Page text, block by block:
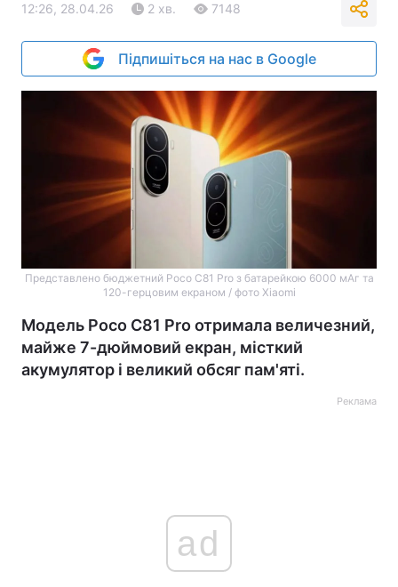
12:26, 28.04.26 2 хв. 7148
Підпишіться на нас в Google
Представлено бюджетний Poco C81 Pro з батарейкою 6000 мАг та
120-герцовим екраном / фото Xiaomi
Модель Poco C81 Pro отримала величезний,
майже 7-дюймовий екран, місткий
акумулятор і великий обсяг пам'яті.
Реклама
ad